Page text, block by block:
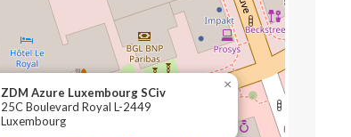
ZDM Azure Luxembourg SCiv
25C Boulevard Royal L-2449
Luxembourg
×